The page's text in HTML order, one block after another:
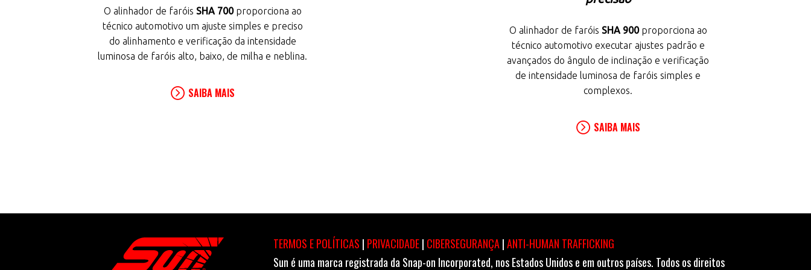
O alinhador de faróis SHA 700proporciona ao
técnico automotivo um ajuste simples e preciso
do alinhamento e verificação da intensidade
luminosa de faróis alto, baixo, de milha e neblina.
SAIBA MAIS
O alinhador de faróis SHA 900 proporciona ao
técnico automotivo executar ajustes padrão e
avançados do ângulo de inclinação e verificação
de intensidade luminosa de faróis simples e
complexos.
SAIBA MAIS
TERMOS E POLÍTICAS | PRIVACIDADE| CIBERSEGURANÇA|ANTI-HUMAN TRAFFICKING
Sun é uma marca registrada da Snap-on Incorporated, nos Estados Unidos e em outros países. Todos os direitos